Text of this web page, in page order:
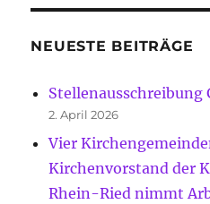
NEUESTE BEITRÄGE
Stellenausschreibung
2. April 2026
Vier
Kirchenvorstand der
Rhein-Ried nimmt